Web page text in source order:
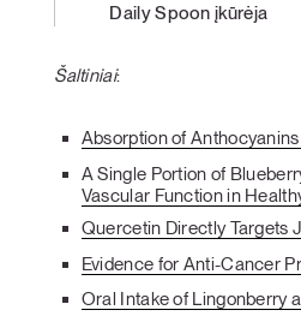
Daily Spoon įkūrėja
Šaltiniai:
Absorption of
A Single Portion of
Vascular Function in
Quercetin Directly Targets
Evidence for Anti-Cancer
Oral Intake of Lingonberry